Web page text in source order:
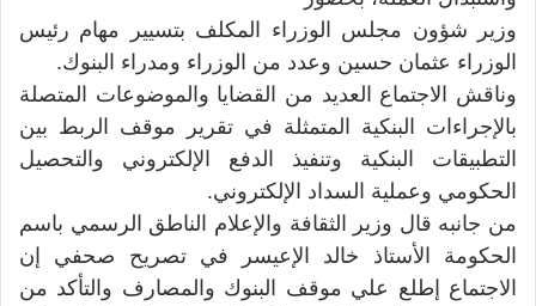
وزير شؤون مجلس الوزراء المكلف بتسيير مهام رئيس
الوزراء عثمان حسين وعدد من الوزراء ومدراء البنوك.
وناقش الاجتماع العديد من القضايا والموضوعات المتصلة
بالإجراءات البنكية المتمثلة في تقرير موقف الربط بين
التطبيقات البنكية وتنفيذ الدفع الإلكتروني والتحصيل
الحكومي وعملية السداد الإلكتروني.
من جانبه قال وزير الثقافة والإعلام الناطق الرسمي باسم
الحكومة الأستاذ خالد الإعيسر في تصريح صحفي إن
الاجتماع إطلع علي موقف البنوك والمصارف والتأكد من